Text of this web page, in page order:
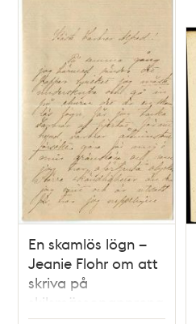
En skamlös lögn –
Jeanie Flohr om att
skriva på
skilsmässopapprena